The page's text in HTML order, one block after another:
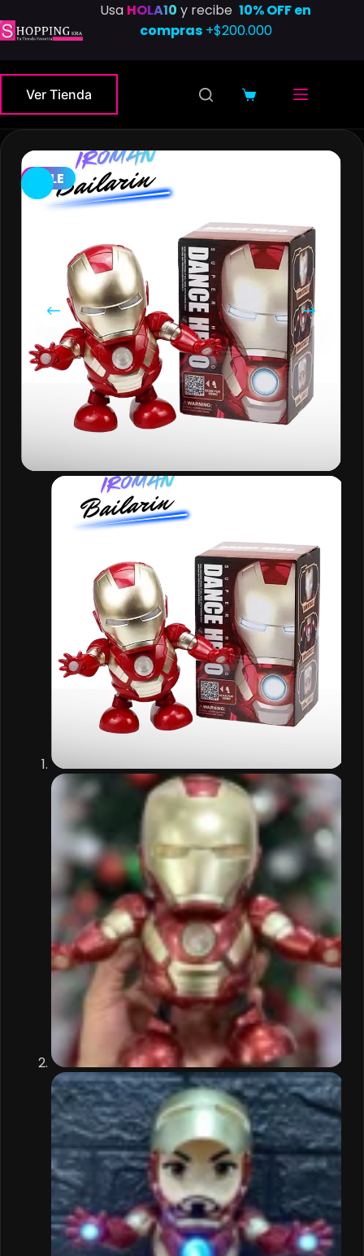
al
Usa HOLA10 y recibe10% OFF en
compras+$200.000
Ver Tienda
Carro
SALE